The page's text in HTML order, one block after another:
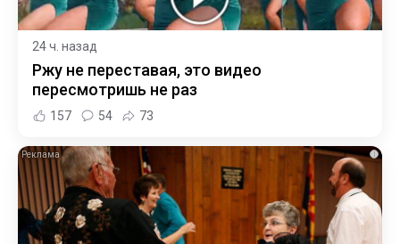
24 ч. назад
Ржу не переставая, это видео
пересмотришь не раз
157 54 73
i